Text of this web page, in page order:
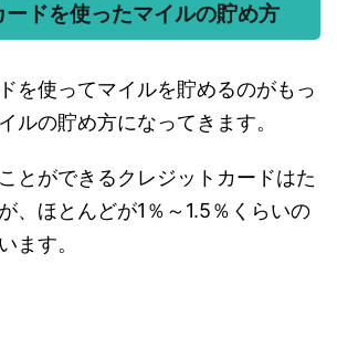
ードを使ったマイルの貯め方
を使ってマイルを貯めるのがもっ
ルの貯め方になってきます。
とができるクレジットカードはた
、ほとんどが1％～1.5％くらいの
ます。